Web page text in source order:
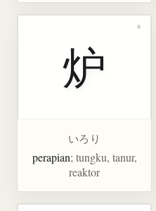
炉
いろり
perapian; tungku, tanur,
reaktor